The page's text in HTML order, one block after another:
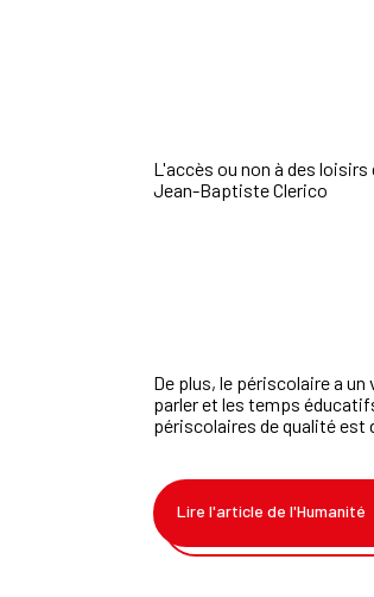
L'accès ou non à des
Jean-Baptiste Clerico
De plus, le périscolaire a
parler et les temps
périscolaires de qualité est
Lire l'article de l'Humanité